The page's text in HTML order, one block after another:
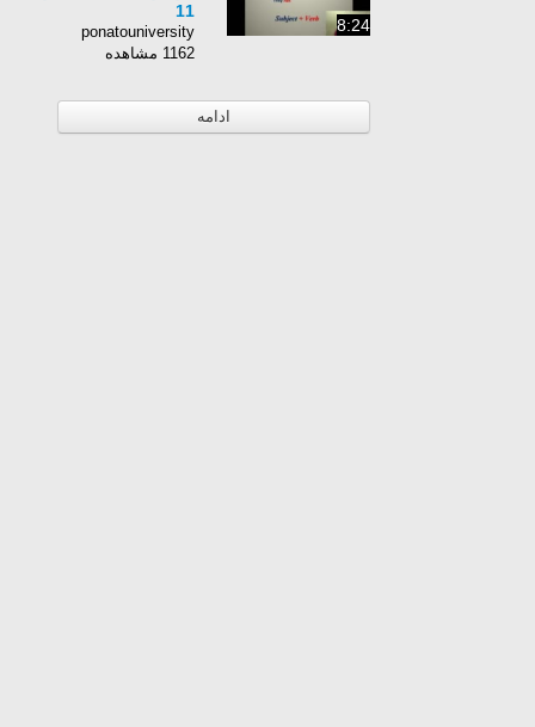
8:24
11
ponatouniversity
1162 مشاهده
ادامه